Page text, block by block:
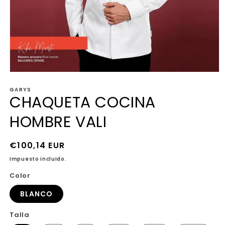
multimedia
1
en
ventana
modal
GARYS
CHAQUETA COCINA
HOMBRE VALI
Precio
habitual
€100,14 EUR
Impuesto incluido.
Color
BLANCO
Talla